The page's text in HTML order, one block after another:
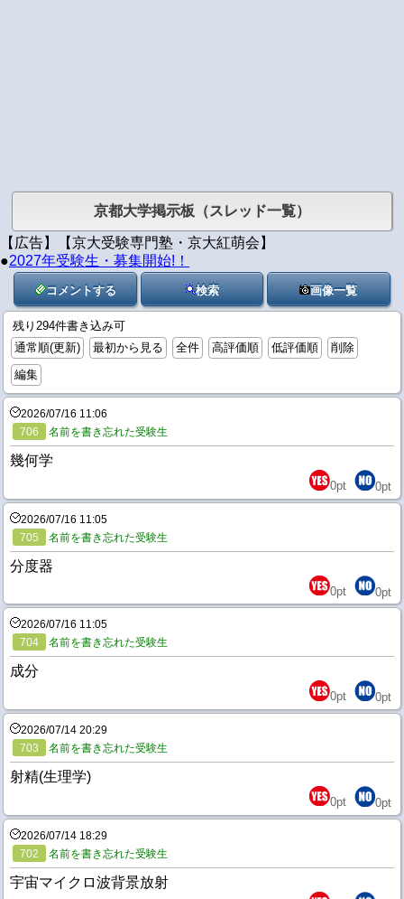
京都大学掲示板（スレッド一覧）
【広告】【京大受験専門塾・京大紅萌会】
●2027年受験生・募集開始!！
コメントする 検索 画像一覧
残り294件書き込み可
通常順(更新)
最初から見る 全件 高評価順 低評価順
削除
編集
2026/07/16 11:06
706
名前を書き忘れた受験生
幾何学
0pt 0pt
2026/07/16 11:05
705
名前を書き忘れた受験生
分度器
0pt 0pt
2026/07/16 11:05
704
名前を書き忘れた受験生
成分
0pt 0pt
2026/07/14 20:29
703
名前を書き忘れた受験生
射精(生理学)
0pt 0pt
2026/07/14 18:29
702
名前を書き忘れた受験生
宇宙マイクロ波背景放射